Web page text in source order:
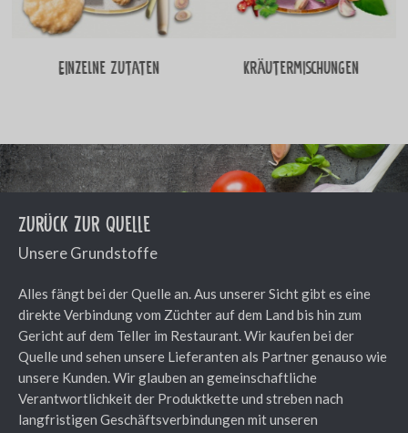
Einzelne Zutaten Kräutermischungen
Zurück zur Quelle
Unsere Grundstoffe
Alles fängt bei der Quelle an. Aus unserer Sicht gibt es eine
direkte Verbindung vom Züchter auf dem Land bis hin zum
Gericht auf dem Teller im Restaurant. Wir kaufen bei der
Quelle und sehen unsere Lieferanten als Partner genauso wie
unsere Kunden. Wir glauben an gemeinschaftliche
Verantwortlichkeit der Produktkette und streben nach
langfristigen Geschäftsverbindungen mit unseren